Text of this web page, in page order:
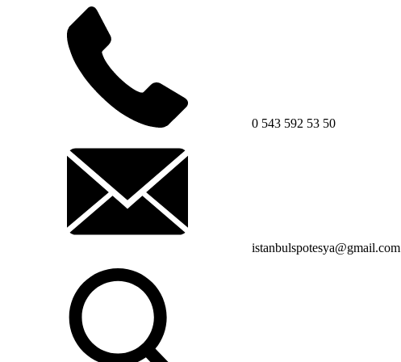
0 543 592 53 50
istanbulspotesya@gmail.com